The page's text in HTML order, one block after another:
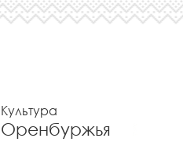
Культура
Оренбуржья